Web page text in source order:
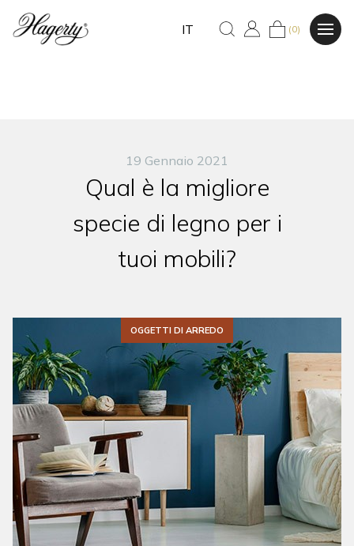
IT (0)
19 Gennaio 2021
Qual è la migliore
specie di legno per i
tuoi mobili?
OGGETTI DI ARREDO